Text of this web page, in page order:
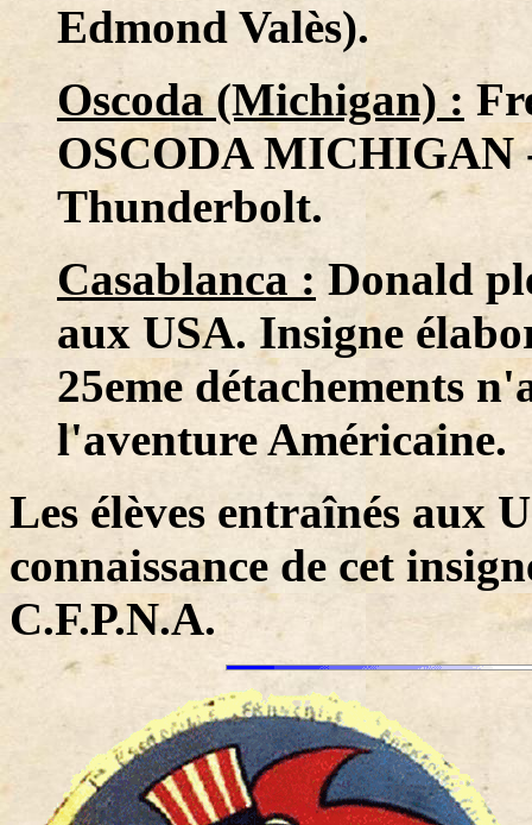
Edmond Valès).
Oscoda (Michigan) :
OSCODA MICHIGAN
Thunderbolt.
Casablanca : Donald
aux USA. Insigne
25eme détachements
l'aventure Américaine.
Les élèves entraînés aux
connaissance de cet
C.F.P.N.A.